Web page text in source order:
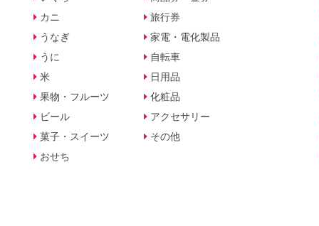
カニ
うなぎ
うに
米
果物・フルーツ
ビール
菓子・スイーツ
おせち
旅行券
家電・電化製品
自転車
日用品
化粧品
アクセサリー
その他